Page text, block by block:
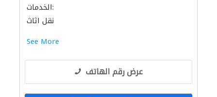
الخدمات:
نقل اثاث
See More
عرض رقم الهاتف